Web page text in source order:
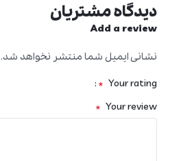
دیدگاه مشتریان
Add a review
نشانی ایمیل شما منتشر نخواهد شد.
Your rating
*
Your review
*